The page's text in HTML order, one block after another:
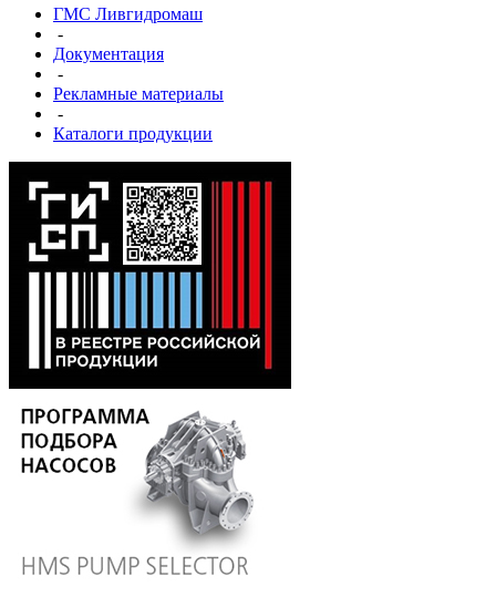
ГМС Ливгидромаш
-
Документация
-
Рекламные материалы
-
Каталоги продукции